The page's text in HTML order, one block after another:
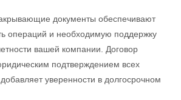
документы обеспечивают
операций и необходимую поддержку
вашей компании. Договор
подтверждением всех
уверенности в долгосрочном